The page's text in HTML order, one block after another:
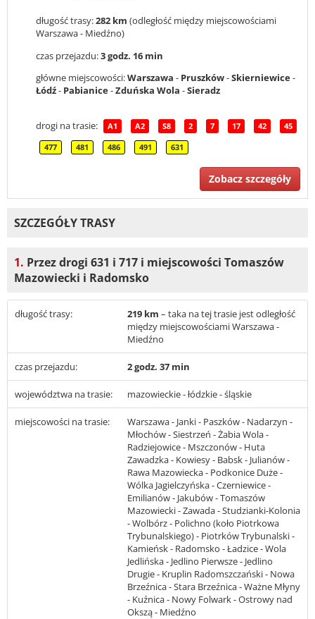
długość trasy:282 km (odległość między miejscowościami
Warszawa - Miedźno)
czas przejazdu:3 godz. 16 min
główne miejscowości:Warszawa - Pruszków-Skierniewice-
Łódź- Pabianice-Zduńska Wola -Sieradz
drogi na trasie: A1 A2 S8 2 7 17 42 45
477 481 486 491 631
Zobacz szczegóły
SZCZEGÓŁY TRASY
1. Przez drogi 631 i 717 i miejscowości Tomaszów
Mazowiecki i Radomsko
długość trasy: 219 km – taka na tej trasie jest odległość
między miejscowościami Warszawa -
Miedźno
czas przejazdu: 2 godz. 37 min
województwa na trasie: mazowieckie - łódzkie - śląskie
miejscowości na trasie:
Warszawa - Janki - Paszków - Nadarzyn -
Młochów - Siestrzeń - Żabia Wola -
Radziejowice - Mszczonów - Huta
Zawadzka - Kowiesy - Babsk - Julianów -
Rawa Mazowiecka - Podkonice Duże -
Wólka Jagielczyńska - Czerniewice -
Emilianów - Jakubów - Tomaszów
Mazowiecki - Zawada - Studzianki-Kolonia
- Wolbórz - Polichno (koło Piotrkowa
Trybunalskiego) - Piotrków Trybunalski -
Kamieńsk - Radomsko - Ładzice - Wola
Jedlińska - Jedlino Pierwsze - Jedlino
Drugie - Kruplin Radomszczański - Nowa
Brzeźnica - Stara Brzeźnica - Ważne Młyny
- Kuźnica - Nowy Folwark - Ostrowy nad
Okszą - Miedźno